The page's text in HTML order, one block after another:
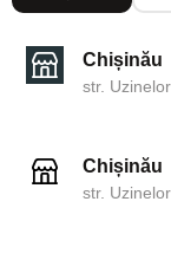
Chișinău
str.
Chișinău
str.